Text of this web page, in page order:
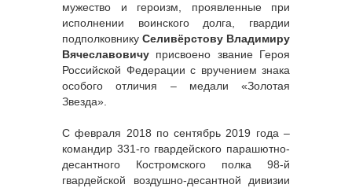
мужество и героизм, проявленные при
исполнении воинского долга, гвардии
подполковнику Селивёрстову Владимиру
Вячеславовичу присвоено звание Героя
Российской Федерации с вручением знака
особого отличия – медали «Золотая
Звезда».
С февраля 2018 по сентябрь 2019 года –
командир 331-го гвардейского парашютно-
десантного Костромского полка 98-й
гвардейской воздушно-десантной дивизии